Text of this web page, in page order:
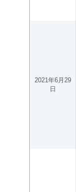
2021年6月29
日